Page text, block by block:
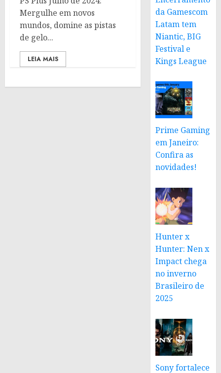
Mergulhe em novos
mundos, domine as pistas
de gelo...
LEIA MAIS
da Gamescom
Latam tem
Niantic, BIG
Festival e
Kings League
Prime Gaming
em Janeiro:
Confira as
novidades!
Hunter x
Hunter: Nen x
Impact chega
no inverno
Brasileiro de
2025
Sony fortalece